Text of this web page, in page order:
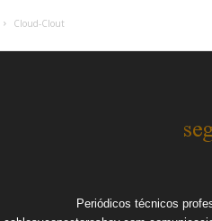
Cloud-Clout
Periódicos técnicos